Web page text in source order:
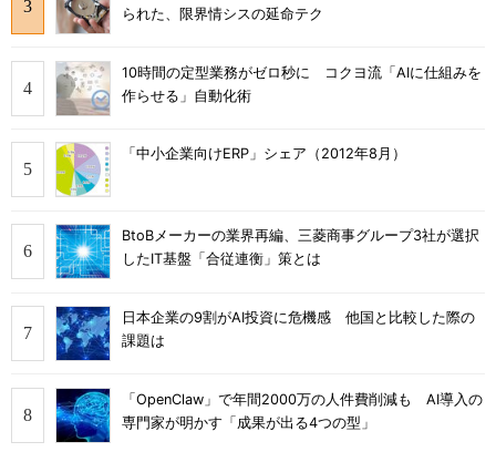
られた、限界情シスの延命テク
10時間の定型業務がゼロ秒に コクヨ流「AIに仕組みを
作らせる」自動化術
「中小企業向けERP」シェア（2012年8月）
BtoBメーカーの業界再編、三菱商事グループ3社が選択
したIT基盤「合従連衡」策とは
日本企業の9割がAI投資に危機感 他国と比較した際の
課題は
「OpenClaw」で年間2000万の人件費削減も AI導入の
専門家が明かす「成果が出る4つの型」